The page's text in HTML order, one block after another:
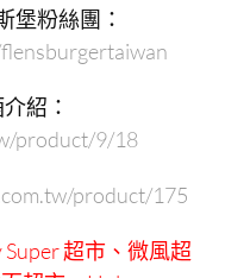
堡粉絲團：
紹：
product/9/18
product/175
超市、微風超